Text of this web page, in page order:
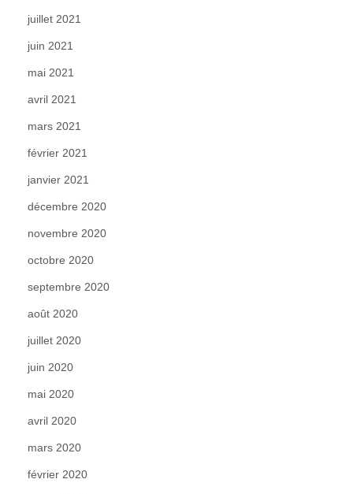
juillet 2021
juin 2021
mai 2021
avril 2021
mars 2021
février 2021
janvier 2021
décembre 2020
novembre 2020
octobre 2020
septembre 2020
août 2020
juillet 2020
juin 2020
mai 2020
avril 2020
mars 2020
février 2020